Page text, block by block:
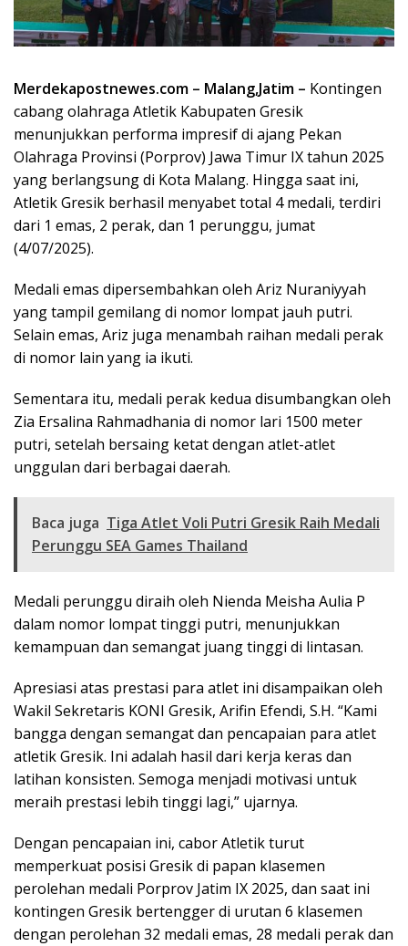
Merdekapostnewes.com – Malang,Jatim – Kontingen
cabang olahraga Atletik Kabupaten Gresik
menunjukkan performa impresif di ajang Pekan
Olahraga Provinsi (Porprov) Jawa Timur IX tahun 2025
yang berlangsung di Kota Malang. Hingga saat ini,
Atletik Gresik berhasil menyabet total 4 medali, terdiri
dari 1 emas, 2 perak, dan 1 perunggu, jumat
(4/07/2025).
Medali emas dipersembahkan oleh Ariz Nuraniyyah
yang tampil gemilang di nomor lompat jauh putri.
Selain emas, Ariz juga menambah raihan medali perak
di nomor lain yang ia ikuti.
Sementara itu, medali perak kedua disumbangkan oleh
Zia Ersalina Rahmadhania di nomor lari 1500 meter
putri, setelah bersaing ketat dengan atlet-atlet
unggulan dari berbagai daerah.
Baca juga Tiga Atlet Voli Putri Gresik Raih Medali
Perunggu SEA Games Thailand
Medali perunggu diraih oleh Nienda Meisha Aulia P
dalam nomor lompat tinggi putri, menunjukkan
kemampuan dan semangat juang tinggi di lintasan.
Apresiasi atas prestasi para atlet ini disampaikan oleh
Wakil Sekretaris KONI Gresik, Arifin Efendi, S.H. “Kami
bangga dengan semangat dan pencapaian para atlet
atletik Gresik. Ini adalah hasil dari kerja keras dan
latihan konsisten. Semoga menjadi motivasi untuk
meraih prestasi lebih tinggi lagi,” ujarnya.
Dengan pencapaian ini, cabor Atletik turut
memperkuat posisi Gresik di papan klasemen
perolehan medali Porprov Jatim IX 2025, dan saat ini
kontingen Gresik bertengger di urutan 6 klasemen
dengan perolehan 32 medali emas, 28 medali perak dan